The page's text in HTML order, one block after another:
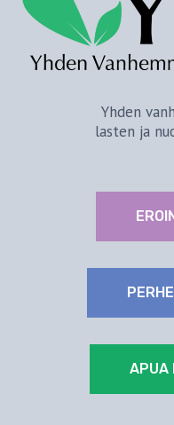
Yhden
lasten ja
APUA